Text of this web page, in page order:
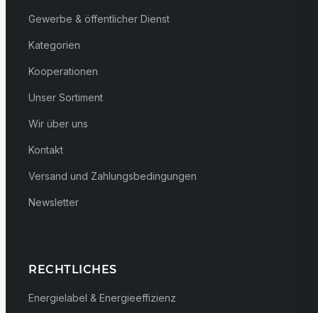
Gewerbe & öffentlicher Dienst
Kategorien
Kooperationen
Unser Sortiment
Wir über uns
Kontakt
Versand und Zahlungsbedingungen
Newsletter
RECHTLICHES
Energielabel & Energieeffizienz